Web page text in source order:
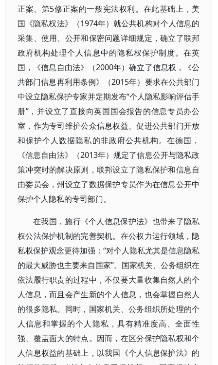
正案、第5修正案的一般宪法权利。在此基础上，美
国《隐私权法》（1974年）就公共机构对个人信息的
采集、使用、公开和保密问题详细规定，确立了联邦
政府机构处理个人信息中的隐私权保护制度。在英
国，《信息自由法》（2000年）确立了信息权，《公
共部门信息再利用条例》（2015年）要求在公共部门
中设立隐私保护专家并定期发布“个人隐私影响评估手
册”，并设立了直接向英国国会报告的信息专员办公
室，作为专司维护公众信息权益、促进公共部门开放
和保护个人数据隐私的非政府公共机构。在德国，
《信息自由法》（2013年）规定了信息公开与隐私政
策冲突时的解决原则，联邦设立了隐私保护和信息自
由委员会，州设立了数据保护专员作为在信息公开中
保护个人隐私的专司部门。
在我国，施行《个人信息保护法》也带来了隐私
权公法保护机制的完善契机。在公权力运行领域，隐
私权保护观念更待加强：“对个人隐私尤其是信息隐私
的最大威胁也主要来自国家”。国家机关、公务组织在
依法履行职责的过程中，不仅要大量收集自然人的个
人信息，而且会产生新的个人信息，也会掌握自然人
的很多隐私。同时，国家机关、公务组织所处理的个
人信息和掌握的个人隐私，具有精准度高、全面性
强、覆盖面大的特点。因而，在区分保护隐私权和个
人信息权益的基础上，以我国《个人信息保护法》的